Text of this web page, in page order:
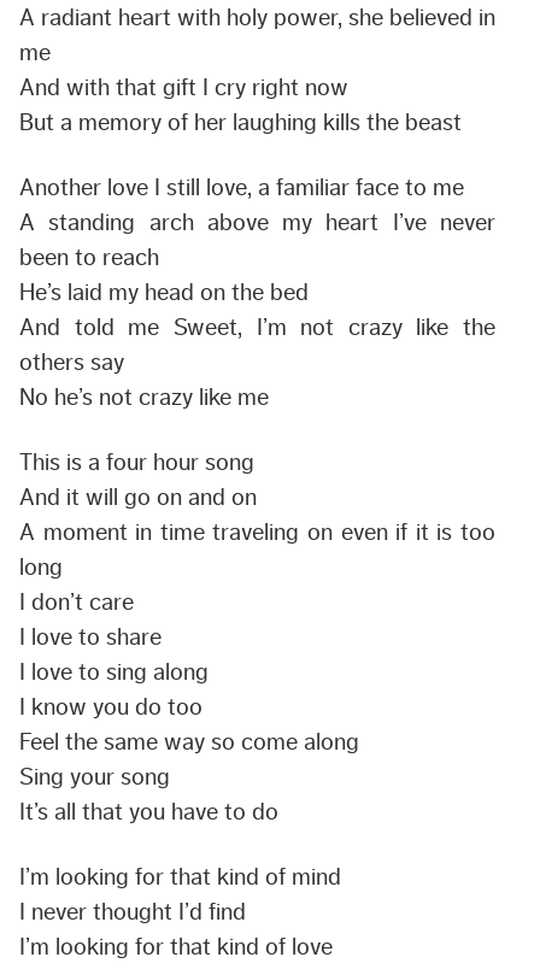
A radiant heart with holy power, she believed in
me
And with that gift I cry right now
But a memory of her laughing kills the beast
Another love I still love, a familiar face to me
A standing arch above my heart I’ve never
been to reach
He’s laid my head on the bed
And told me Sweet, I’m not crazy like the
others say
No he’s not crazy like me
This is a four hour song
And it will go on and on
A moment in time traveling on even if it is too
long
I don’t care
I love to share
I love to sing along
I know you do too
Feel the same way so come along
Sing your song
It’s all that you have to do
I’m looking for that kind of mind
I never thought I’d find
I’m looking for that kind of love